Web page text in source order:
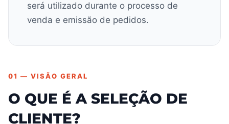
será utilizado durante o processo de
venda e emissão de pedidos.
01 — VISÃO GERAL
O QUE É A SELEÇÃO DE
CLIENTE?